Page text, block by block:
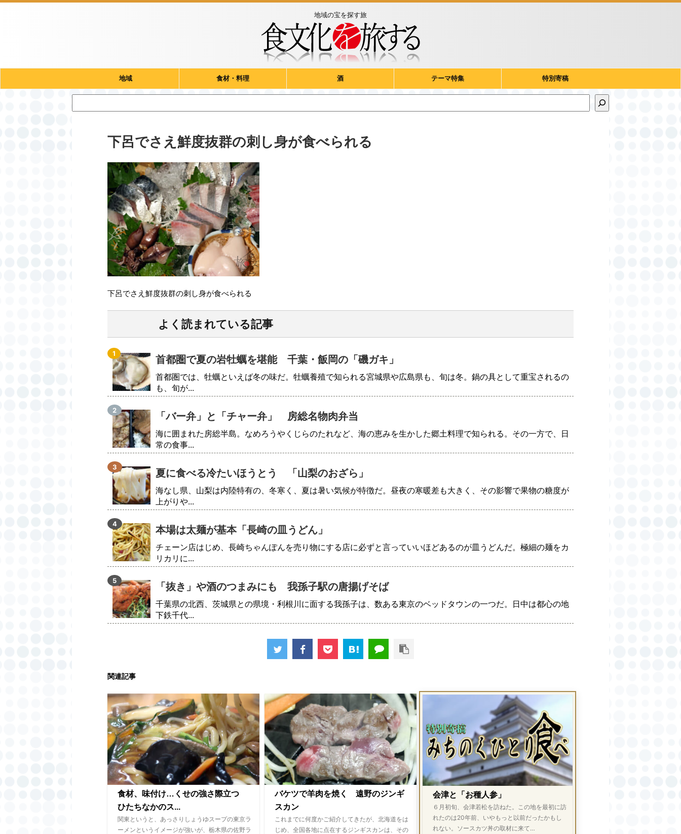
地域の宝を探す旅
地域 食材・料理 酒 テーマ特集 特別寄稿
下呂でさえ鮮度抜群の刺し身が食べられる
下呂でさえ鮮度抜群の刺し身が食べられる
よく読まれている記事
首都圏で夏の岩牡蠣を堪能 千葉・飯岡の「磯ガキ」
首都圏では、牡蠣といえば冬の味だ。牡蠣養殖で知られる宮城県や広島県も、旬は冬。鍋の具として重宝されるの
も、旬が...
「バー弁」と「チャー弁」 房総名物肉弁当
海に囲まれた房総半島。なめろうやくじらのたれなど、海の恵みを生かした郷土料理で知られる。その一方で、日
常の食事...
夏に食べる冷たいほうとう 「山梨のおざら」
海なし県、山梨は内陸特有の、冬寒く、夏は暑い気候が特徴だ。昼夜の寒暖差も大きく、その影響で果物の糖度が
上がりや...
本場は太麺が基本「長崎の皿うどん」
チェーン店はじめ、長崎ちゃんぽんを売り物にする店に必ずと言っていいほどあるのが皿うどんだ。極細の麺をカ
リカリに...
「抜き」や酒のつまみにも 我孫子駅の唐揚げそば
千葉県の北西、茨城県との県境・利根川に面する我孫子は、数ある東京のベッドタウンの一つだ。日中は都心の地
下鉄千代...
関連記事
食材、味付け…くせの強さ際立つ
ひたちなかのス...
関東というと、あっさりしょうゆスープの東京ラ
ーメンというイメージが強いが、栃木県の佐野ラ
バケツで羊肉を焼く 遠野のジンギ
スカン
これまでに何度かご紹介してきたが、北海道をは
じめ、全国各地に点在するジンギスカンは、その
会津と「お種人参」
６月初旬、会津若松を訪ねた。この地を最初に訪
れたのは20年前、いやもっと以前だったかもし
れない。ソースカツ丼の取材に来て…